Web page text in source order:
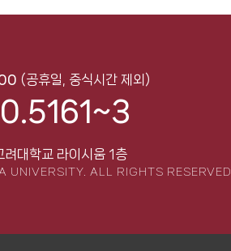
(공휴일, 중식시간 제외)
려대학교 라이시움 1층
UNIVERSITY. ALL RIGHTS RESERVED.